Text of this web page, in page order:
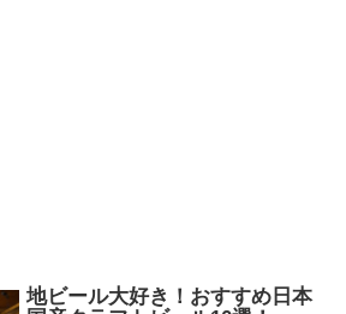
地ビール大好き！おすすめ日本